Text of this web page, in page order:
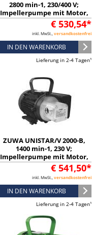
2800 min-1, 230/400 V;
Impellerpumpe mit Motor,
Kabel und Stecker -
11231137331€ 530,54*
inkl. MwSt., versandkostenfrei
IN DEN WARENKORB
Lieferung in 2-4 Tagen¹
ZUWA UNISTAR/V 2000-B,
1400 min-1, 230 V;
Impellerpumpe mit Motor,
Kabel und Stecker -
11231136332€ 541,50*
inkl. MwSt., versandkostenfrei
IN DEN WARENKORB
Lieferung in 2-4 Tagen¹